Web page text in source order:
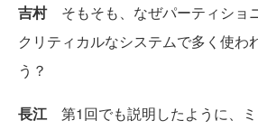
吉村そもそも、なぜパーティショ
クリティカルなシステムで多く使わ
う？
長江第1回でも説明したように、ミ